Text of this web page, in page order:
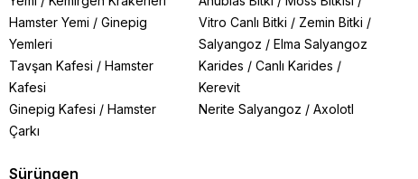
Hamster Yemi / Ginepig
Yemleri
Tavşan Kafesi / Hamster
Kafesi
Ginepig Kafesi / Hamster
Çarkı
Sürüngen
Vitro Canlı Bitki / Zemin Bitki /
Salyangoz /Elma Salyangoz
Karides /Canlı Karides /
Kerevit
Nerite Salyangoz /Axolotl